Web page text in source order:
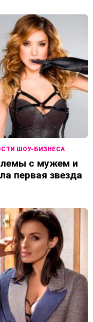
ШОУ-БИЗНЕСА
с мужем и
первая звезда